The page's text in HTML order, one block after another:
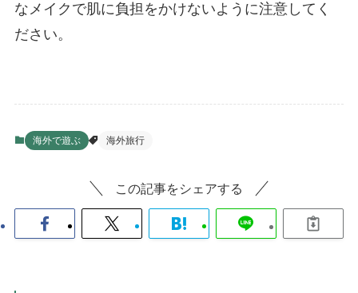
なメイクで肌に負担をかけないように注意してく
ださい。
海外で遊ぶ 海外旅行
この記事をシェアする